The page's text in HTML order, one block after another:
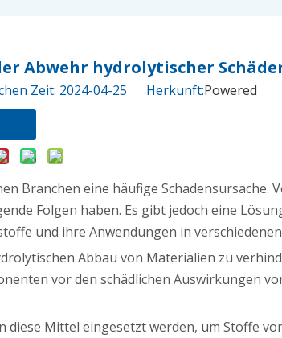
Abwehr hydrolytischer
Zeit: 2024-04-25 Herkunft:Powered
Branchen eine häufige Schadensursache.
Folgen haben. Es gibt jedoch eine
und ihre Anwendungen in
Abbau von Materialien zu
vor den schädlichen Auswirkungen
Mittel eingesetzt werden, um Stoffe